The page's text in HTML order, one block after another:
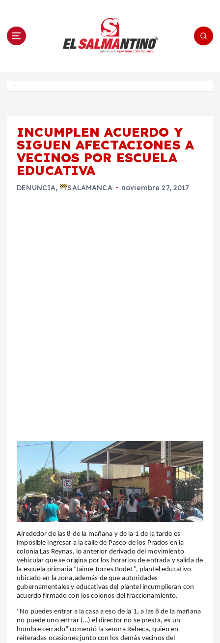
n El Salmantino - medios/noticias/editorial
INCUMPLEN ACUERDO Y
SIGUEN AFECTACIONES A
VECINOS POR ESCUELA
EDUCATIVA
DENUNCIA, SALAMANCA noviembre 27, 2017
Alrededor de las 8 de la mañana y de la 1 de la tarde es
imposible ingresar a la calle de Paseo de los Prados en la
colonia Las Reynas, lo anterior derivado del movimiento
vehicular que se origina por los horarios de entrada y salida de
la escuela primaria “Jaime Torres Bodet”, plantel educativo
ubicado en la zona,además de que autoridades
gubernamentales y educativas del plantel incumplieran con
acuerdo firmado con los colonos del fraccionamiento.
“No puedes entrar a la casa a eso de la 1, a las 8 de la mañana
no puede uno entrar (…) el director no se presta, es un
hombre cerrado” comentó la señora Rebeca, quien en
reiteradas ocasiones junto con los demás vecinos del